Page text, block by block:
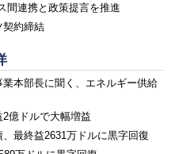
間連携と政策提言を推進
契約締結
本部長に聞く、エネルギー供給
億ドルで大幅増益
最終益2631万ドルに黒字回復